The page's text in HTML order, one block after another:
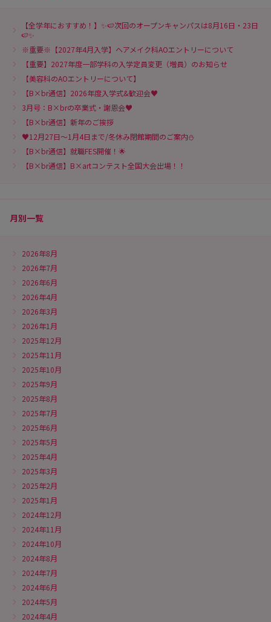
【全学年におすすめ！】✨🍉次回のオープンキャンパスは8月16日・23日
🍉✨
※重要※【2027年4月入学】ヘアメイク科AOエントリーについて
【重要】2027年度一部学科の入学定員変更（増員）のお知らせ
【美容科のAOエントリーについて】
【B×br通信】2026年度入学式&歓迎会♥
3月号：B×brの卒業式・謝恩会♥
【B×br通信】新年のご挨拶
♥12月27日～1月4日まで/冬休み閉館期間のご案内⛄
【B×br通信】就職FES開催！🌟
【B×br通信】B×artコンテスト全国大会出場！！
月別一覧
2026年8月
2026年7月
2026年6月
2026年4月
2026年3月
2026年1月
2025年12月
2025年11月
2025年10月
2025年9月
2025年8月
2025年7月
2025年6月
2025年5月
2025年4月
2025年3月
2025年2月
2025年1月
2024年12月
2024年11月
2024年10月
2024年8月
2024年7月
2024年6月
2024年5月
2024年4月